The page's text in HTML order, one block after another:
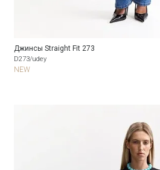
Джинсы Straight Fit 273
D273/udey
NEW